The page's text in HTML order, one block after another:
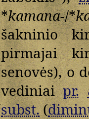
*kamana-/*
šakninio
pirmajai
senovės), o
vediniaipr.
subst.(